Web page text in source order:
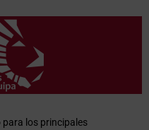
para los principales